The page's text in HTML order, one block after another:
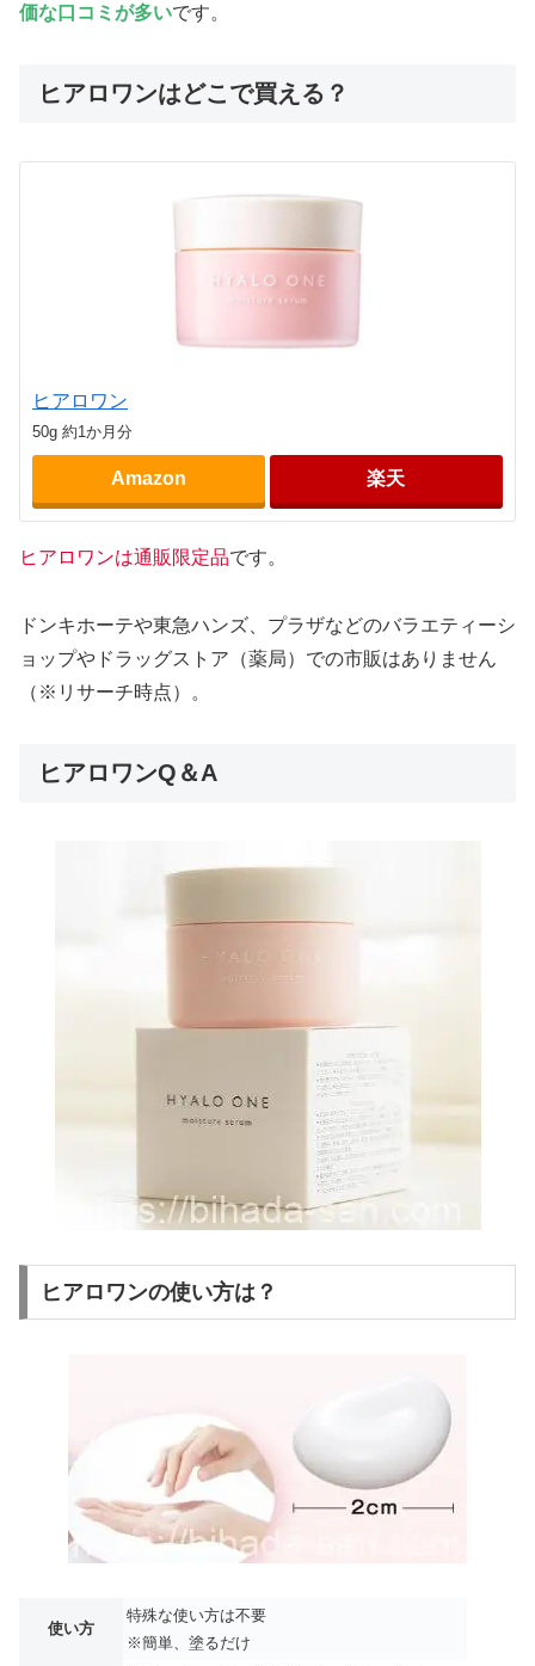
価な口コミが多いです。
ヒアロワンはどこで買える？
ヒアロワン
50g 約1か月分
Amazon 楽天
ヒアロワンは通販限定品です。
ドンキホーテや東急ハンズ、プラザなどのバラエティーシ
ョップやドラッグストア（薬局）での市販はありません
（※リサーチ時点）。
ヒアロワンQ＆A
ヒアロワンの使い方は？
使い方
特殊な使い方は不要
※簡単、塗るだけ